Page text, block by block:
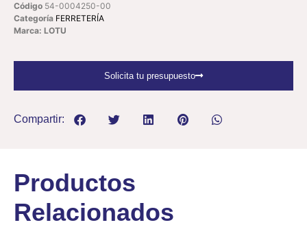
Código 54-0004250-00
Categoría FERRETERÍA
Marca: LOTU
Solicita tu presupuesto
Compartir:
Productos
Relacionados